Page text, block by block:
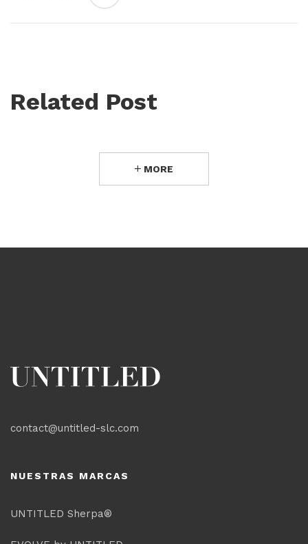
Related Post
MORE
contact@untitled-slc.com
NUESTRAS MARCAS
UNTITLED Sherpa®